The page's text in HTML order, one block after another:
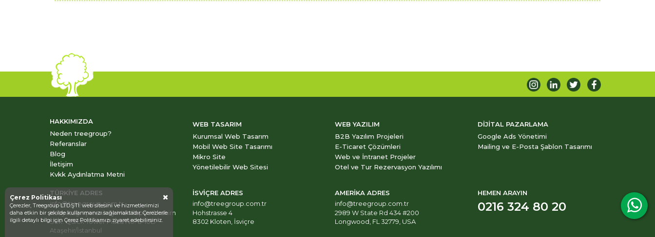
HAKKIMIZDA
Neden treegroup?
Referanslar
Blog
İletişim
Kvkk Aydınlatma Metni
WEB TASARIM
Kurumsal Web Tasarım
Mobil Web Site Tasarımı
Mikro Site
Yönetilebilir Web Sitesi
WEB YAZILIM
B2B Yazılım Projeleri
E-Ticaret Çözümleri
Web ve İntranet Projeler
Otel ve Tur Rezervasyon Yazılımı
DİJİTAL PAZARLAMA
Google Ads Yönetimi
Mailing ve E-Posta Şablon Tasarımı
TÜRKİYE ADRES
info@treegroup.com.tr
Kozyatağı Içerenköy Mah Topçu Ibrahim
Sok. Quick Tower Plaza No: 8-10D
Ataşehir/İstanbul
İSVİÇRE ADRES
info@treegroup.com.tr
Hohstrasse 4
8302 Kloten, İsviçre
AMERİKA ADRES
info@treegroup.com.tr
2989 W State Rd 434 #200
Longwood, FL 32779, USA
HEMEN ARAYIN
0216 324 80 20
Çerez Politikası
Çerezler, Treegroup LTD.ŞTİ. web sitesini ve hizmetlerimizi
daha etkin bir şekilde kullanmanızı sağlamaktadır. Çerezlerle
ilgili detaylı bilgi için Çerez Politikamızıziyaret edebilirsiniz.